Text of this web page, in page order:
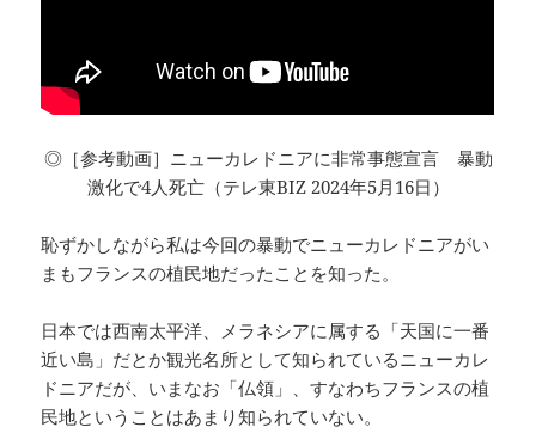
◎［参考動画］ニューカレドニアに非常事態宣言 暴動
激化で4人死亡（テレ東BIZ 2024年5月16日）
恥ずかしながら私は今回の暴動でニューカレドニアがい
まもフランスの植民地だったことを知った。
日本では西南太平洋、メラネシアに属する「天国に一番
近い島」だとか観光名所として知られているニューカレ
ドニアだが、いまなお「仏領」、すなわちフランスの植
民地ということはあまり知られていない。